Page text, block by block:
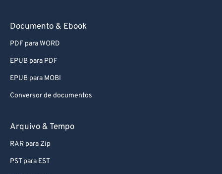
Documento & Ebook
PDF para WORD
EPUB para PDF
EPUB para MOBI
Conversor de documentos
Arquivo & Tempo
RAR para Zip
PST para EST